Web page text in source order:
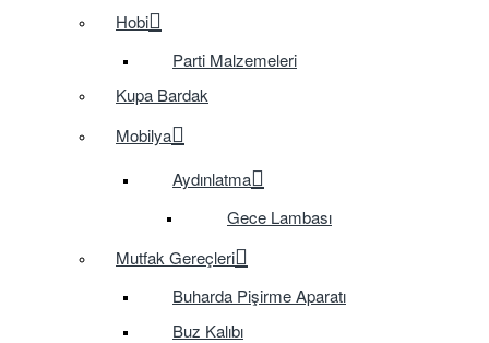
Hobi
Parti Malzemeleri
Kupa Bardak
Mobilya
Aydınlatma
Gece Lambası
Mutfak Gereçleri
Buharda Pişirme Aparatı
Buz Kalıbı